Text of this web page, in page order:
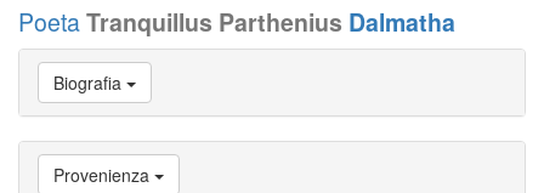
PoetaTranquillus Parthenius Dalmatha
Vai
Biografia
Provenienza
Biografia
Provenienza